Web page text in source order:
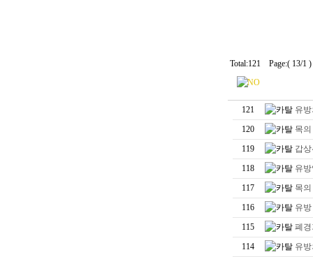
Total:121 Page:( 13/1
121
유
120
목
119
갑
118
유
117
목
116
유
115
폐
114
유